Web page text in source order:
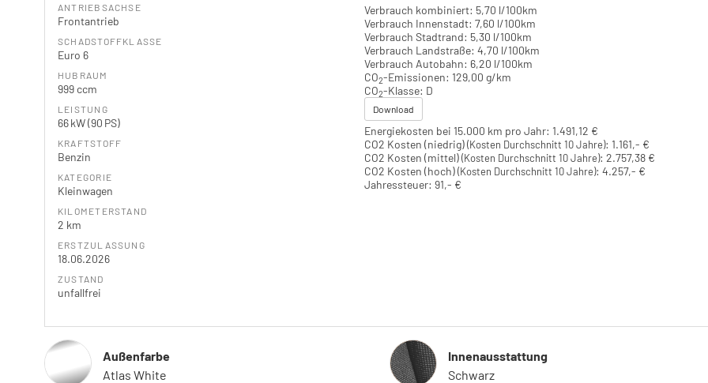
ANTRIEBSACHSE
Frontantrieb
SCHADSTOFFKLASSE
Euro 6
HUBRAUM
999 ccm
LEISTUNG
66 kW (90 PS)
KRAFTSTOFF
Benzin
KATEGORIE
Kleinwagen
KILOMETERSTAND
2 km
ERSTZULASSUNG
18.06.2026
ZUSTAND
unfallfrei
Verbrauch kombiniert: 5,70 l/100km
Verbrauch Innenstadt: 7,60 l/100km
Verbrauch Stadtrand: 5,30 l/100km
Verbrauch Landstraße: 4,70 l/100km
Verbrauch Autobahn: 6,20 l/100km
CO2-Emissionen: 129,00 g/km
CO2-Klasse: D
Download
Energiekosten bei 15.000 km pro Jahr: 1.491,12 €
CO2 Kosten (niedrig)(Kosten Durchschnitt 10 Jahre): 1.161,- €
CO2 Kosten (mittel)(Kosten Durchschnitt 10 Jahre): 2.757,38 €
CO2 Kosten (hoch)(Kosten Durchschnitt 10 Jahre): 4.257,- €
Jahressteuer: 91,- €
Außenfarbe
Atlas White
InnenausstattungInnenausstattung
Schwarz